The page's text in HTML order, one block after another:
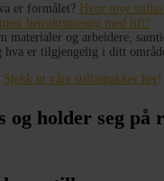
er formålet? Hvor mye
hensiktsmessig med lift?
materialer og arbeidere,
hva er tilgjengelig i ditt
Sjekk ut våre stillaspakker her!